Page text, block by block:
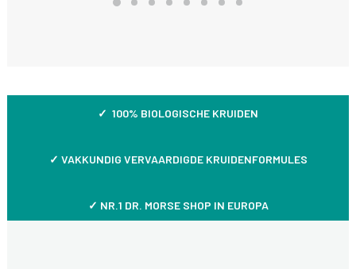
✓ 100% BIOLOGISCHE KRUIDEN
✓ VAKKUNDIG VERVAARDIGDE KRUIDENFORMULES
✓ NR.1 DR. MORSE SHOP IN EUROPA